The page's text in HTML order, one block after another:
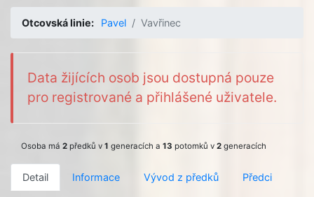
Otcovská linie: Pavel Vavřinec
Data žijících osob jsou dostupná pouze
pro registrované a přihlášené uživatele.
Osoba má 2 předků v 1 generacích a 13 potomků v 2 generacích
Detail Informace Vývod z předků Předci